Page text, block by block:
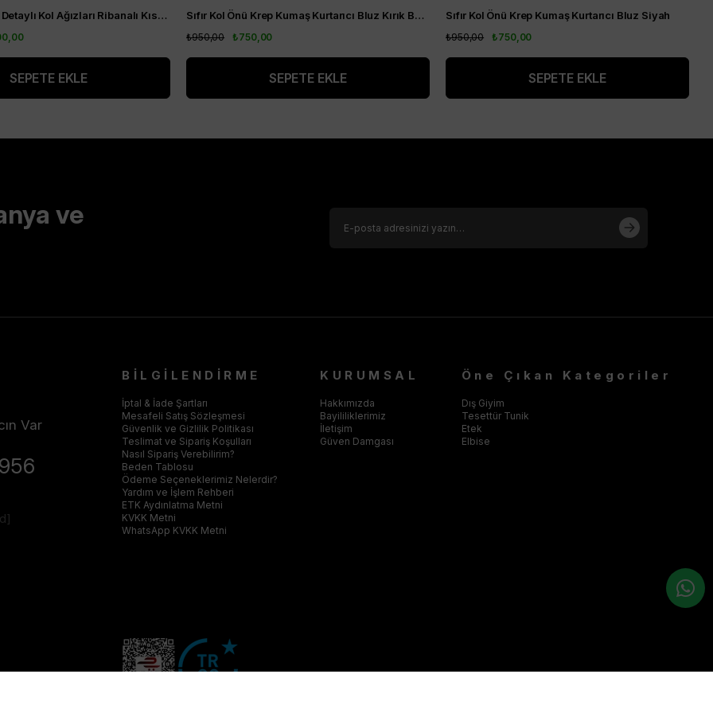
Alt Kısım Plise Detaylı Kol Ağızları Ribanalı Kısa Kol Kurtarıcı Tunik Vizon
SEPETE EKLE
Sıfır Kol Önü Krep Kumaş Kurtarıcı Bluz Kırık Beyaz
₺750,00
₺950,00
SEPETE EKLE
Sıfır Kol Önü Krep Kumaş Kurtarıcı Bluz Siyah
₺750,00
₺950,00
SEPETE EKLE
ve
Var
BİLGİLENDİRME
İptal & İade Şartları
Mesafeli Satış Sözleşmesi
Güvenlik ve Gizlilik Politikası
Teslimat ve Sipariş Koşulları
Nasıl Sipariş Verebilirim?
Beden Tablosu
Ödeme Seçeneklerimiz Nelerdir?
Yardım ve İşlem Rehberi
ETK Aydınlatma Metni
KVKK Metni
WhatsApp KVKK Metni
KURUMSAL
Hakkımızda
Bayililiklerimiz
İletişim
Güven Damgası
Öne Çıkan Kategoriler
Dış Giyim
Tesettür Tunik
Etek
Elbise